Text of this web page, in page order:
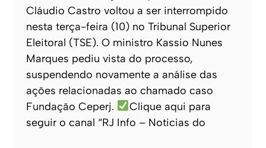
Cláudio Castro voltou a ser interrompido
nesta terça-feira (10) no Tribunal Superior
Eleitoral (TSE). O ministro Kassio Nunes
Marques pediu vista do processo,
suspendendo novamente a análise das
ações relacionadas ao chamado caso
Fundação Ceperj.
Clique aqui para
seguir o canal “RJ Info – Noticias do